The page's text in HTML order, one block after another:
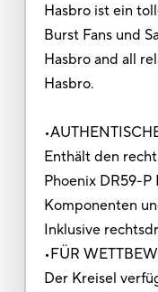
Hasbro ist ein
Burst Fans und
Hasbro and all
Hasbro.
Enthält den
Phoenix DR59-
Komponenten
Inklusive
•FÜR
Der Kreisel